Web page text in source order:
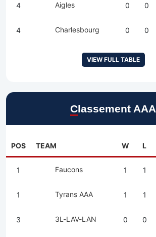
4 Aigles 0 0
4 Charlesbourg 0 0
VIEW FULL TABLE
Classement AAA
POS TEAM W L
1 Faucons 1 1
1 Tyrans AAA 1 1
3 3L-LAV-LAN 0 0